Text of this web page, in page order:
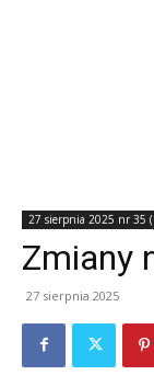
27 sierpnia 2025 nr 35
Zmiany
27 sierpnia 2025